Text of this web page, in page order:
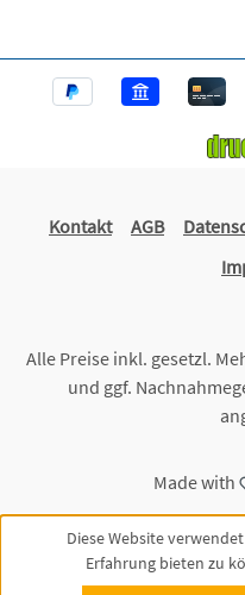
Kontakt AGB
Alle Preise inkl. gesetzl.
und ggf.
Made with
Diese Website
Erfahrung bieten zu